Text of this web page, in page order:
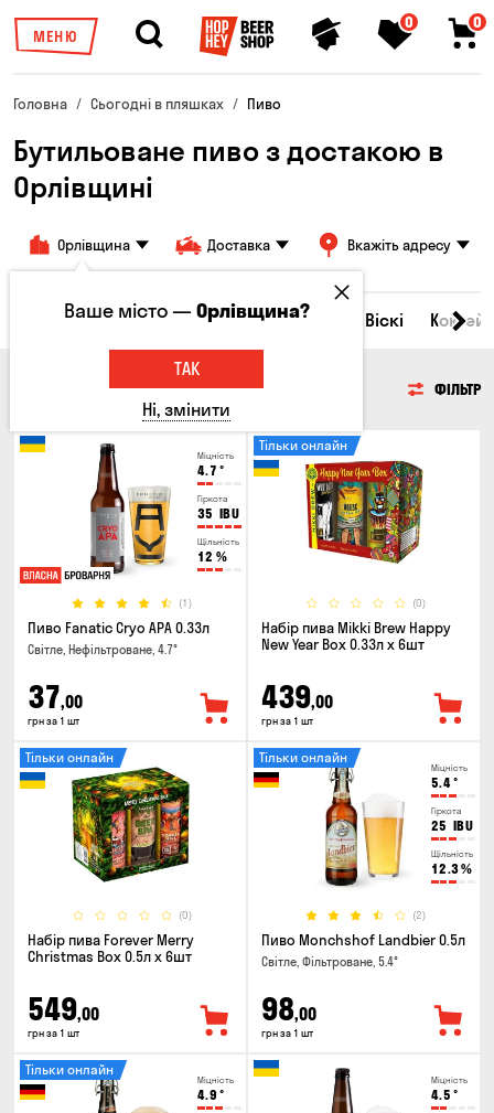
МЕНЮ
0 0
Головна Сьогодні в пляшках Пиво
Бутильоване пиво з достакою в
Орлівщині
Орлівщина Доставка Вкажіть адресу
Всі товари Пиво Сидр Вино Віскі
ФІЛЬТР
Міцність
4.7 °
Гіркота
35 IBU
Щільність
12 %
(1)
Пиво Fanatic Cryo APA 0.33л
Світле, Нефільтроване, 4.7°
37,00
грн за 1 шт
(0)
Тільки онлайн
Набір пива Mikki Brew Happy
New Year Box 0.33л x 6шт
439,00
грн за 1 шт
(0)
Тільки онлайн
Набір пива Forever Merry
Christmas Box 0.5л x 6шт
549,00
грн за 1 шт
Міцність
5.4°
Гіркота
25 IBU
Щільність
12.3%
(2)
Тільки онлайн
Пиво Monchshof Landbier 0.5л
Світле, Фільтроване, 5.4°
98,00
грн за 1 шт
Міцність
4.9 °
Тільки онлайн
Міцність
4.5 °
Ваше місто —Орлівщина?
ТАК
Ні, змінити